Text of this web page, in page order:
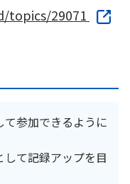
topics/29071
参加できるように
て記録アップを目